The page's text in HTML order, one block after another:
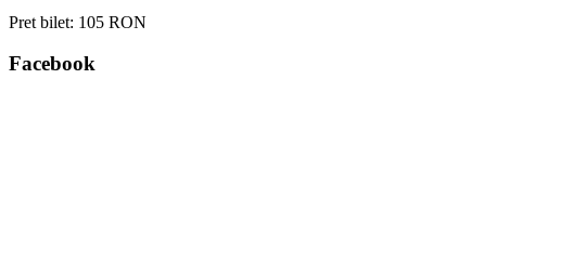
Pret bilet: 105 RON
Facebook